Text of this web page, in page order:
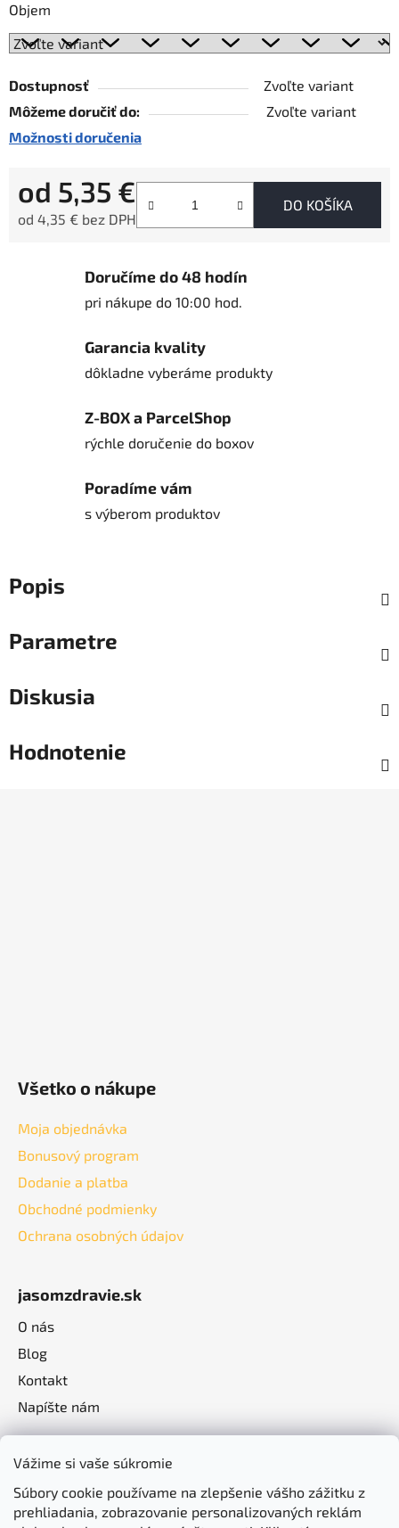
Vážime si vaše súkromie
Súbory cookie používame na zlepšenie vášho zážitku z
prehliadania, zobrazovanie personalizovaných reklám
Objem
Dostupnosť
Zvoľte variant
Môžeme doručiť do:
Zvoľte variant
Možnosti doručenia
od 5,35 €
od 4,35 € bez DPH
DO KOŠÍKA
Doručíme do 48 hodín
pri nákupe do 10:00 hod.
Garancia kvality
dôkladne vyberáme produkty
Z-BOX a ParcelShop
rýchle doručenie do boxov
Poradíme vám
s výberom produktov
Popis
Parametre
Diskusia
Hodnotenie
Všetko o nákupe
Moja objednávka
Bonusový program
Dodanie a platba
Obchodné podmienky
Ochrana osobných údajov
jasomzdravie.sk
O nás
Blog
Kontakt
Napíšte nám